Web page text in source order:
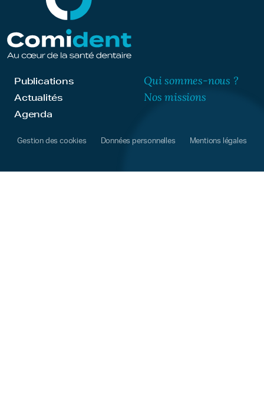
Publications
Actualités
Agenda
Qui sommes-nous ?
Nos missions
Gestion des cookies Données personnelles Mentions légales